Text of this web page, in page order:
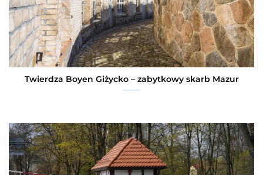
Twierdza Boyen Giżycko – zabytkowy skarb Mazur